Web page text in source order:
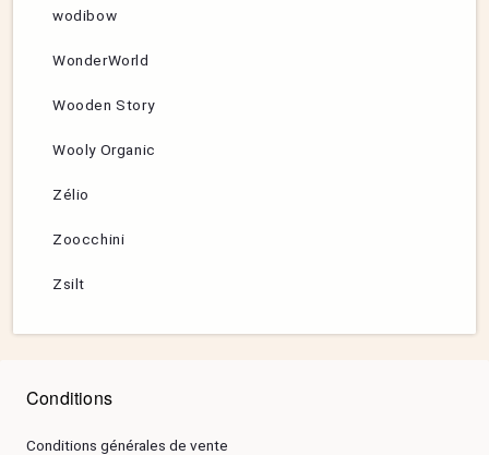
wodibow
WonderWorld
Wooden Story
Wooly Organic
Zélio
Zoocchini
Zsilt
Conditions
Conditions générales de vente